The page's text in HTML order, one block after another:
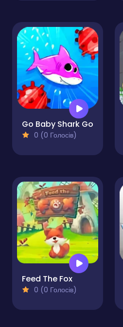
Go Baby Shark Go
0 (0 Голосів)
Feed The Fox
0 (0 Голосів)